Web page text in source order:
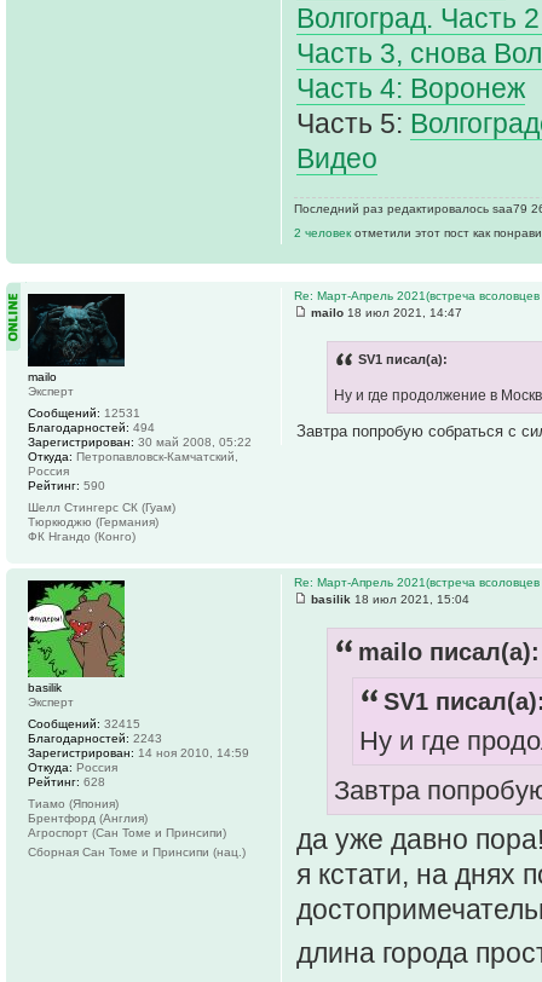
Волгоград. Часть
Часть 3, снова
Часть 4: Воронеж
Часть 5:
Видео
Последний раз редактировалось saa79
2 человек отметили этот пост как
Re: Март-Апрель 2021(встреча
mailo 18 июл 2021, 14:47
SV1 писал(а):
Ну и где продолжение в
Завтра попробую собраться с
mailo
Эксперт
Сообщений: 12531
Благодарностей: 494
Зарегистрирован: 30 май 2008, 05:22
Откуда: Петропавловск-Камчатский,
Россия
Рейтинг: 590
Шелл Стингерс СК (Гуам)
Тюркюджю (Германия)
ФК Нгандо (Конго)
Re: Март-Апрель 2021(встреча
basilik 18 июл 2021, 15:04
mailo писал(а):
SV1
Ну и где
Завтра
да уже давно
я кстати, на днях
длина города
basilik
Эксперт
Сообщений: 32415
Благодарностей: 2243
Зарегистрирован: 14 ноя 2010, 14:59
Откуда: Россия
Рейтинг: 628
Тиамо (Япония)
Брентфорд (Англия)
Агроспорт (Сан Томе и Принсипи)
Сборная Сан Томе и Принсипи (нац.)